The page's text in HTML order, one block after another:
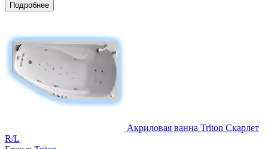
Подробнее
Акриловая ванна Triton Скарлет
R/L